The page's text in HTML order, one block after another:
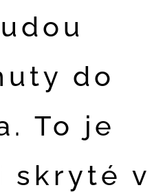
do
To je
skryté v